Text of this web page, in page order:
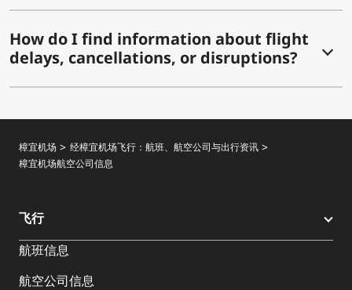
How do I find information about flight
delays, cancellations, or disruptions?
樟宜机场
经樟宜机场飞行：航班、航空公司与出行资讯
樟宜机场航空公司信息
飞行
航班信息
航空公司信息